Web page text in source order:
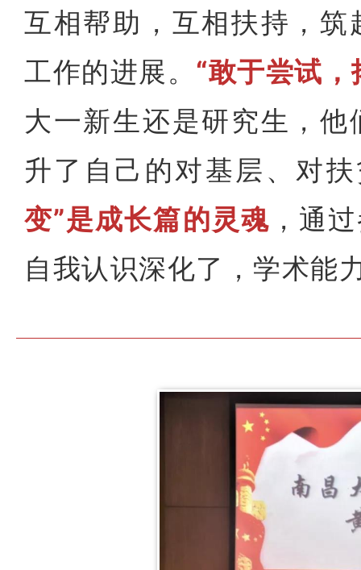
互相帮助，互相扶持，
工作的进展。 “敢于尝试
大一新生还是研究生，
升了自己的对基层、对
变”是成长篇的灵魂 ，通
自我认识深化了，学术能